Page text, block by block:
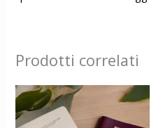
Prodotti correlati